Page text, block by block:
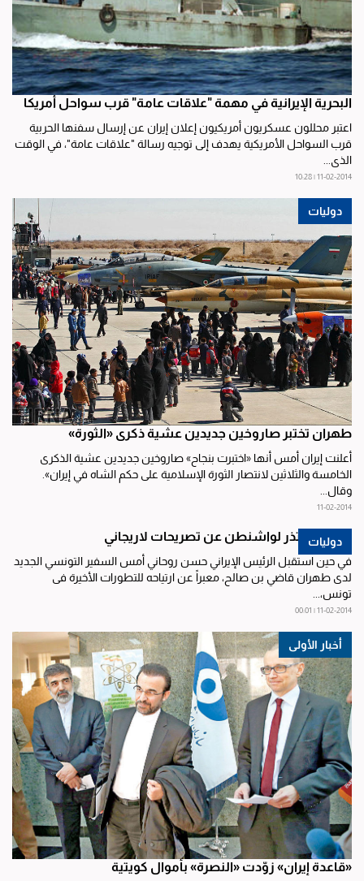
البحرية الإيرانية في مهمة "علاقات عامة" قرب سواحل أمريكا
اعتبر محللون عسكريون أمريكيون إعلان إيران عن إرسال سفنها الحربية
قرب السواحل الأمريكية يهدف إلى توجيه رسالة "علاقات عامة"، في الوقت
الذي...
11-02-2014 | 10:28
دوليات
طهران تختبر صاروخين جديدين عشية ذكرى «الثورة»
أعلنت إيران أمس أنها «اختبرت بنجاح» صاروخين جديدين عشية الذكرى
الخامسة والثلاثين لانتصار الثورة الإسلامية على حكم الشاه في إيران».
وقال...
11-02-2014
دوليات
تونس تعتذر لواشنطن عن تصريحات لاريجاني
في حين استقبل الرئيس الإيراني حسن روحاني أمس السفیر التونسي الجدید
لدى طهران قاضي بن صالح، معبراً عن ارتیاحه للتطورات الأخیرة فی
تونس،...
11-02-2014 | 00:01
أخبار الأولى
«قاعدة إيران» زوّدت «النصرة» بأموال كويتية